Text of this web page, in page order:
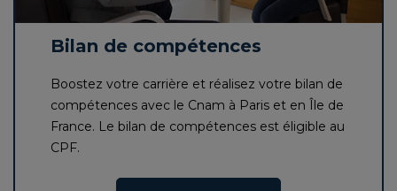
Bilan de compétences
Boostez votre carrière et réalisez votre bilan de
compétences avec le Cnam à Paris et en Île de
France. Le bilan de compétences est éligible au
CPF.